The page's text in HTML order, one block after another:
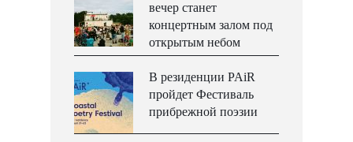
вечер станет
концертным залом под
открытым небом
В резиденции PAiR
пройдет Фестиваль
прибрежной поэзии